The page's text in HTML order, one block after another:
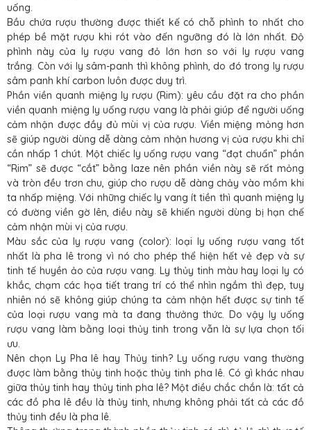
uống.
Bầu chứa rượu thường được thiết kế có chỗ phình to nhất cho
phép bề mặt rượu khi rót vào đến ngưỡng đó là lớn nhất. Độ
phình này của ly rượu vang đỏ lớn hơn so với ly rượu vang
trắng. Còn với ly sâm-panh thì không phình, do đó trong ly rượu
sâm panh khí carbon luôn được duy trì.
Phần viền quanh miệng ly rượu (Rim): yêu cầu đặt ra cho phần
viền quanh miệng ly uống rượu vang là phải giúp để người uống
cảm nhận được đầy đủ mùi vị của rượu. Viền miệng mỏng hơn
sẽ giúp người dùng dễ dàng cảm nhận hương vị của rượu khi chỉ
cần nhấp 1 chút. Một chiếc ly uống rượu vang “đạt chuẩn” phần
“Rim” sẽ được “cắt” bằng laze nên phần viền này sẽ rất mỏng
và tròn đều trơn chu, giúp cho rượu dễ dàng chảy vào mồm khi
ta nhấp miệng. Với những chiếc ly vang ít tiền thì quanh miệng ly
có đường viền gờ lên, điều này sẽ khiến người dùng bị hạn chế
cảm nhận mùi vị của rượu.
Màu sắc của ly rượu vang (color): loại ly uống rượu vang tốt
nhất là pha lê trong vì nó cho phép thể hiện hết vẻ đẹp và sự
tinh tế huyền ảo của rượu vang. Ly thủy tinh màu hay loại ly có
khắc, chạm các họa tiết trang trí có thể nhìn ngắm thì đẹp, tuy
nhiên nó sẽ không giúp chúng ta cảm nhận hết được sự tinh tế
của loại rượu vang mà ta đang thưởng thức. Do vậy ly uống
rượu vang làm bằng loại thủy tinh trong vẫn là sự lựa chọn tối
ưu.
Nên chọn Ly Pha lê hay Thủy tinh? Ly uống rượu vang thường
được làm bằng thủy tinh hoặc thủy tinh pha lê. Có gì khác nhau
giữa thủy tinh hay thủy tinh pha lê? Một điều chắc chắn là: tất cả
các đồ pha lê đều là thủy tinh, nhưng không phải tất cả các đồ
thủy tinh đều là pha lê.